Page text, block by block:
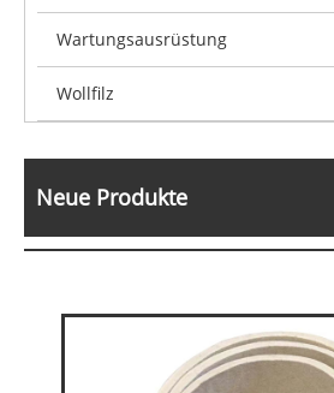
Wartungsausrüstung
Wollfilz
Neue Produkte